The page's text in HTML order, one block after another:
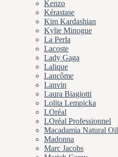
Kenzo
Kérastase
Kim Kardashian
Kylie Minogue
La Perla
Lacoste
Lady Gaga
Lalique
Lancôme
Lanvin
Laura Biagiotti
Lolita Lempicka
LOréal
LOréal Professionnel
Macadamia Natural Oil
Madonna
Marc Jacobs